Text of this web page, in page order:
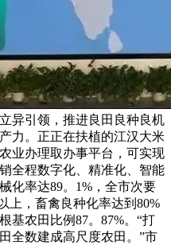
异引领，推进良田良种良机
力。正正在扶植的江汉大米
业办理取办事平台，可实现
全程数字化、精准化、智能
化率达89。1%，全市次要
上，畜禽良种化率达到80%
基农田比例87。87%。“打
全数建成高尺度农田。”市